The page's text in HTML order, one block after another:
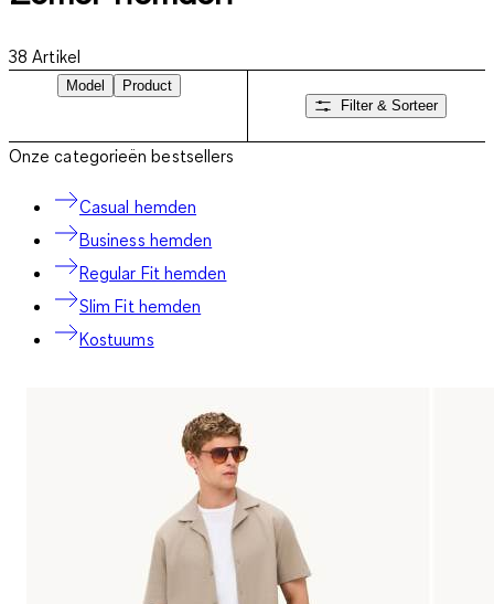
38 Artikel
Model
Product
Filter & Sorteer
Onze categorieën bestsellers
Casual hemden
Business hemden
Regular Fit hemden
Slim Fit hemden
Kostuums